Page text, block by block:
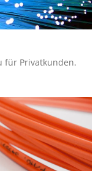
für Privatkunden.